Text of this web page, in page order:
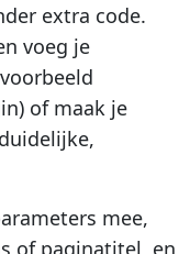
extra code.
voeg je
of maak je
mee,
of paginatitel, en